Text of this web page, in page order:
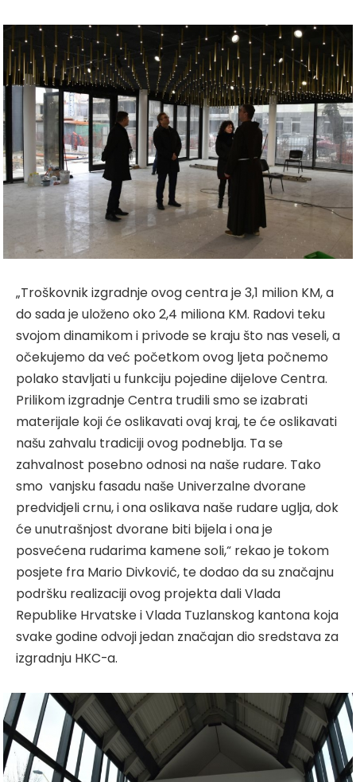
„Troškovnik izgradnje ovog centra je 3,1 milion KM, a
do sada je uloženo oko 2,4 miliona KM. Radovi teku
svojom dinamikom i privode se kraju što nas veseli, a
očekujemo da već početkom ovog ljeta počnemo
polako stavljati u funkciju pojedine dijelove Centra.
Prilikom izgradnje Centra trudili smo se izabrati
materijale koji će oslikavati ovaj kraj, te će oslikavati
našu zahvalu tradiciji ovog podneblja. Ta se
zahvalnost posebno odnosi na naše rudare. Tako
smo vanjsku fasadu naše Univerzalne dvorane
predvidjeli crnu, i ona oslikava naše rudare uglja, dok
će unutrašnjost dvorane biti bijela i ona je
posvećena rudarima kamene soli,“ rekao je tokom
posjete fra Mario Divković, te dodao da su značajnu
podršku realizaciji ovog projekta dali Vlada
Republike Hrvatske i Vlada Tuzlanskog kantona koja
svake godine odvoji jedan značajan dio sredstava za
izgradnju HKC-a.